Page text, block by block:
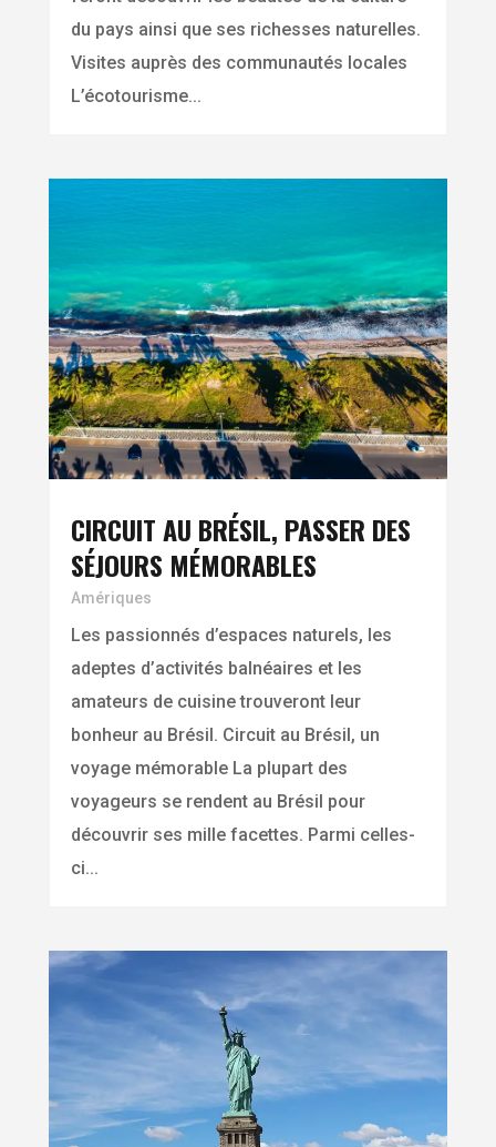
du pays ainsi que ses richesses naturelles.
Visites auprès des communautés locales
L’écotourisme...
CIRCUIT AU BRÉSIL, PASSER DES
SÉJOURS MÉMORABLES
Amériques
Les passionnés d’espaces naturels, les
adeptes d’activités balnéaires et les
amateurs de cuisine trouveront leur
bonheur au Brésil. Circuit au Brésil, un
voyage mémorable La plupart des
voyageurs se rendent au Brésil pour
découvrir ses mille facettes. Parmi celles-
ci...